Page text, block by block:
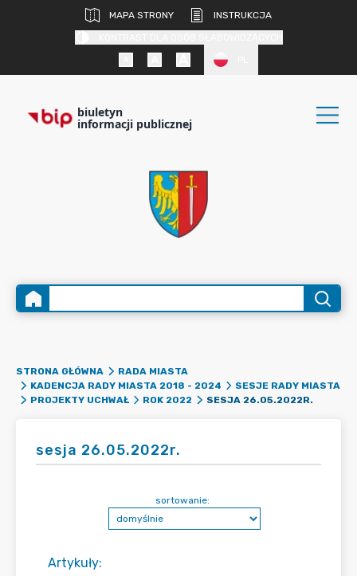
MAPA STRONY
INSTRUKCJA
biuletyn
informacji publicznej
STRONA GŁÓWNA
RADA MIASTA
KADENCJA RADY MIASTA 2018 - 2024
SESJE RADY MIASTA
PROJEKTY UCHWAŁ
ROK 2022 SESJA 26.05.2022R.
sesja 26.05.2022r.
Artykuły:
sortowanie: